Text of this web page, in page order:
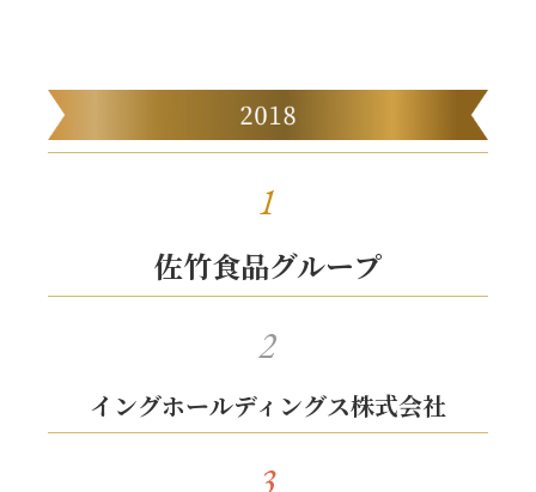
1
佐竹食品グループ
2
イングホールディングス株式会社
3